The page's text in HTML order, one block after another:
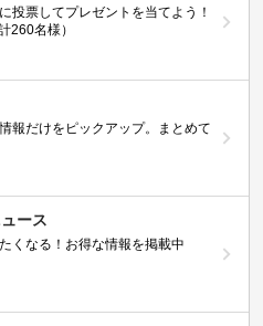
投票してプレゼントを当てよう！
260名様）
報だけをピックアップ。まとめて
ース
くなる！お得な情報を掲載中